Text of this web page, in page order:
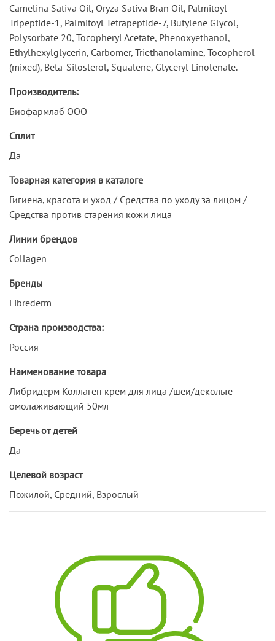
Camelina Sativa Oil, Oryza Sativa Bran Oil, Palmitoyl
Tripeptide-1, Palmitoyl Tetrapeptide-7, Butylene Glycol,
Polysorbate 20, Tocopheryl Acetate, Phenoxyethanol,
Ethylhexylglycerin, Carbomer, Triethanolamine, Tocopherol
(mixed), Beta-Sitosterol, Squalene, Glyceryl Linolenate.
Производитель:
Биофармлаб ООО
Сплит
Да
Товарная категория в каталоге
Гигиена, красота и уход / Средства по уходу за лицом /
Средства против старения кожи лица
Линии брендов
Collagen
Бренды
Librederm
Страна производства:
Россия
Наименование товара
Либридерм Коллаген крем для лица /шеи/декольте
омолаживающий 50мл
Беречь от детей
Да
Целевой возраст
Пожилой, Средний, Взрослый